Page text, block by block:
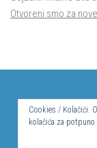
Otvoreni smo za
©
Cookies / Kolačići.
kolačića za